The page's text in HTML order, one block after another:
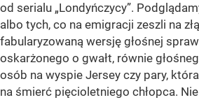
od serialu „Londyńczycy”.
albo tych, co na emigracji zeszli na
fabularyzowaną wersję głośnej
oskarżonego o gwałt, równie
osób na wyspie Jersey czy pary,
na śmierć pięcioletniego chłopca.